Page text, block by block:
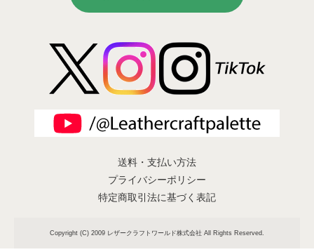
送料・支払い方法
プライバシーポリシー
特定商取引法に基づく表記
Copyright (C) 2009 レザークラフトワールド株式会社 All Rights Reserved.